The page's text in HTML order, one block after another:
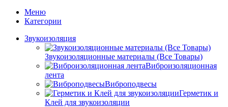
Меню
Категории
Звукоизоляция
Звукоизоляционные материалы (Все Товары)
Виброизоляционная
лента
Виброподвесы
Герметик и
Клей для звукоизоляции